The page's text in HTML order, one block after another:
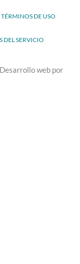
DE USO
DEL SERVICIO
web por